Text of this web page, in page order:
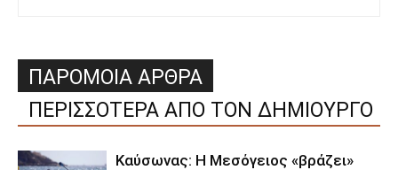
ΠΑΡΟΜΟΙΑ ΑΡΘΡΑ
ΠΕΡΙΣΣΟΤΕΡΑ ΑΠΟ ΤΟΝ ΔΗΜΙΟΥΡΓΟ
Καύσωνας: Η Μεσόγειος «βράζει»